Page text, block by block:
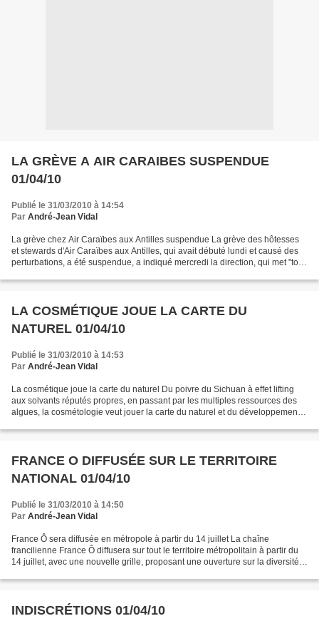
LA GRÈVE A AIR CARAIBES SUSPENDUE
01/04/10
Publié le 31/03/2010 à 14:54
Par André-Jean Vidal
La grève chez Air Caraïbes aux Antilles suspendue La grève des hôtesses
et stewards d'Air Caraïbes aux Antilles, qui avait débuté lundi et causé des
perturbations, a été suspendue, a indiqué mercredi la direction, qui met "tout
LA COSMÉTIQUE JOUE LA CARTE DU
NATUREL 01/04/10
Publié le 31/03/2010 à 14:53
Par André-Jean Vidal
La cosmétique joue la carte du naturel Du poivre du Sichuan à effet lifting
aux solvants réputés propres, en passant par les multiples ressources des
algues, la cosmétologie veut jouer la carte du naturel et du développement
FRANCE O DIFFUSÉE SUR LE TERRITOIRE
NATIONAL 01/04/10
Publié le 31/03/2010 à 14:50
Par André-Jean Vidal
France Ô sera diffusée en métropole à partir du 14 juillet La chaîne
francilienne France Ô diffusera sur tout le territoire métropolitain à partir du
14 juillet, avec une nouvelle grille, proposant une ouverture sur la diversité
INDISCRÉTIONS 01/04/10